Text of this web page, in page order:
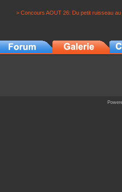
> Concours AOUT 26: Du petit ruisseau